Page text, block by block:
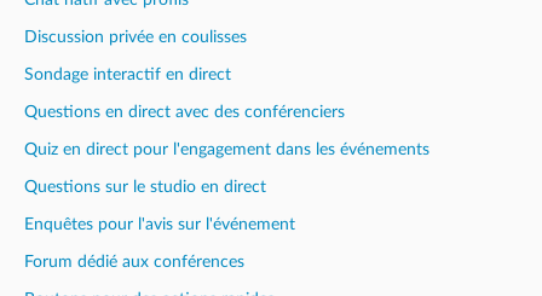
Discussion privée en coulisses
Sondage interactif en direct
Questions en direct avec des conférenciers
Quiz en direct pour l'engagement dans les événements
Questions sur le studio en direct
Enquêtes pour l'avis sur l'événement
Forum dédié aux conférences